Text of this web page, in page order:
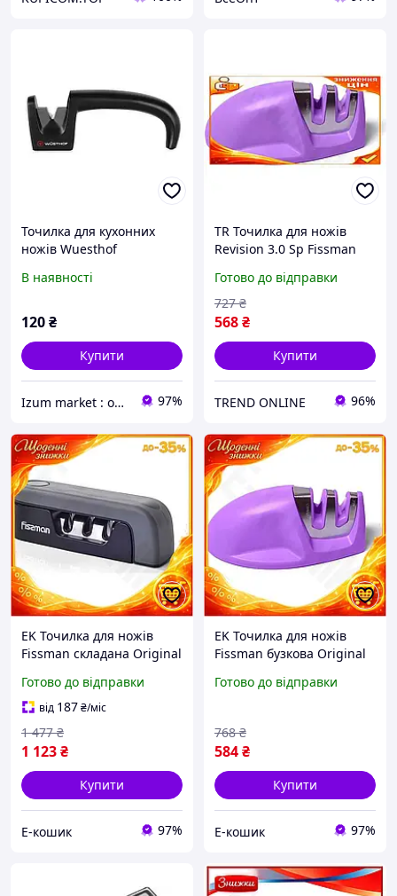
Точилка для кухонних
ножів Wuesthof
В наявності
120₴
Купити
Izum market : оригінальні подарунки | декор і дизайн 97%
TR Точилка для ножів
Revision 3.0 Sp Fissman
для заточування
керамічне та ста SpeR-4N
Готово до відправки
568₴
727 ₴
Купити
TREND ONLINE 96%
EK Точилка для ножів
Fissman складана Original
заточування сталевих
ножів комп HFX17_E
Готово до відправки
від 187₴/міс
1 123₴
1 477 ₴
Купити
Е-кошик 97%
EK Точилка для ножів
Fissman бузкова Original
для заточування
Готово до відправки
584₴
768 ₴
Купити
Е-кошик 97%